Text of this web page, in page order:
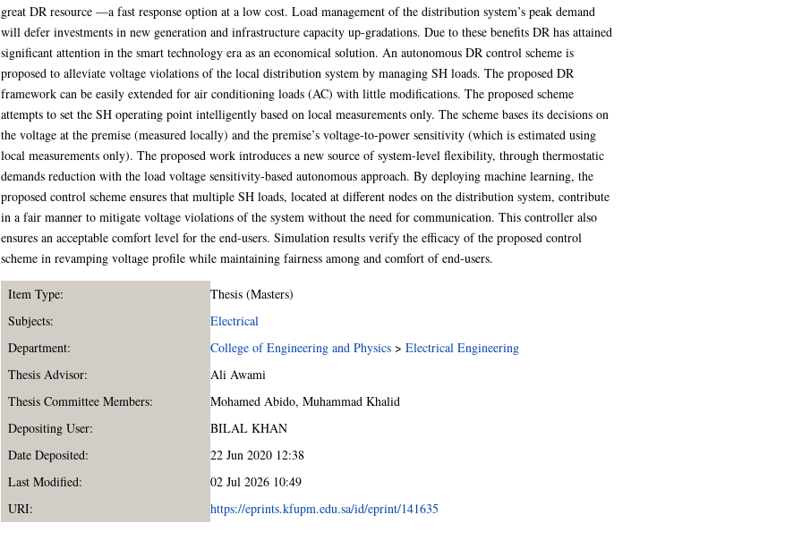
great DR resource —a fast response option at a low cost. Load management of the distribution system’s peak demand
will defer investments in new generation and infrastructure capacity up-gradations. Due to these benefits DR has attained
significant attention in the smart technology era as an economical solution. An autonomous DR control scheme is
proposed to alleviate voltage violations of the local distribution system by managing SH loads. The proposed DR
framework can be easily extended for air conditioning loads (AC) with little modifications. The proposed scheme
attempts to set the SH operating point intelligently based on local measurements only. The scheme bases its decisions on
the voltage at the premise (measured locally) and the premise’s voltage-to-power sensitivity (which is estimated using
local measurements only). The proposed work introduces a new source of system-level flexibility, through thermostatic
demands reduction with the load voltage sensitivity-based autonomous approach. By deploying machine learning, the
proposed control scheme ensures that multiple SH loads, located at different nodes on the distribution system, contribute
in a fair manner to mitigate voltage violations of the system without the need for communication. This controller also
ensures an acceptable comfort level for the end-users. Simulation results verify the efficacy of the proposed control
scheme in revamping voltage profile while maintaining fairness among and comfort of end-users.
Item Type:
Thesis (Masters)
Subjects:
Electrical
Department:
College of Engineering and Physics> Electrical Engineering
Thesis Advisor:
Ali Awami
Thesis Committee Members:
Mohamed Abido, Muhammad Khalid
Depositing User:
BILAL KHAN
Date Deposited:
22 Jun 2020 12:38
Last Modified:
02 Jul 2026 10:49
URI:
https://eprints.kfupm.edu.sa/id/eprint/141635